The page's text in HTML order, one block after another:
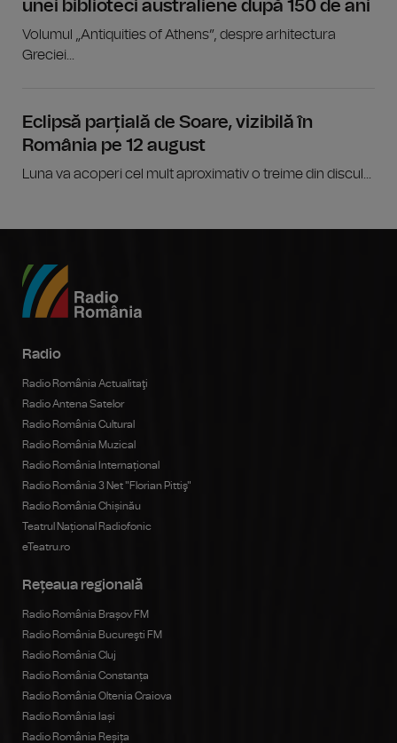
unei biblioteci australiene după 150 de ani
Volumul „Antiquities of Athens”, despre arhitectura
Greciei...
Eclipsă parțială de Soare, vizibilă în
România pe 12 august
Luna va acoperi cel mult aproximativ o treime din discul...
Radio
Radio România Actualitaţi
Radio Antena Satelor
Radio România Cultural
Radio România Muzical
Radio România Internațional
Radio România 3 Net "Florian Pittiş"
Radio România Chișinău
Teatrul Național Radiofonic
eTeatru.ro
Rețeaua regională
Radio România Brașov FM
Radio România Bucureşti FM
Radio România Cluj
Radio România Constanța
Radio România Oltenia Craiova
Radio România Iași
Radio România Reșița